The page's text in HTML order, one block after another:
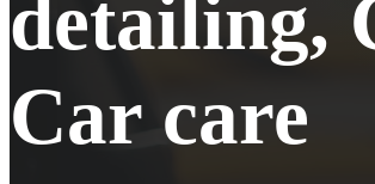
detailing,
Car care